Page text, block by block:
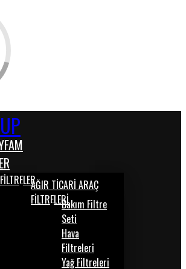
FİLTRELERAĞIR TİCARİ ARAÇ
FİLTRELERİBakım Filtre
Seti
Hava
Filtreleri
Yağ Filtreleri